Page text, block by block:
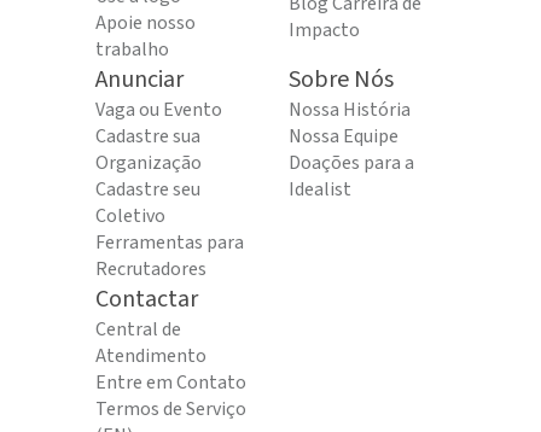
Apoie nosso
trabalho
Impacto
Anunciar
Vaga ou Evento
Cadastre sua
Organização
Cadastre seu
Coletivo
Ferramentas para
Recrutadores
Sobre Nós
Nossa História
Nossa Equipe
Doações para a
Idealist
Contactar
Central de
Atendimento
Entre em Contato
Termos de Serviço